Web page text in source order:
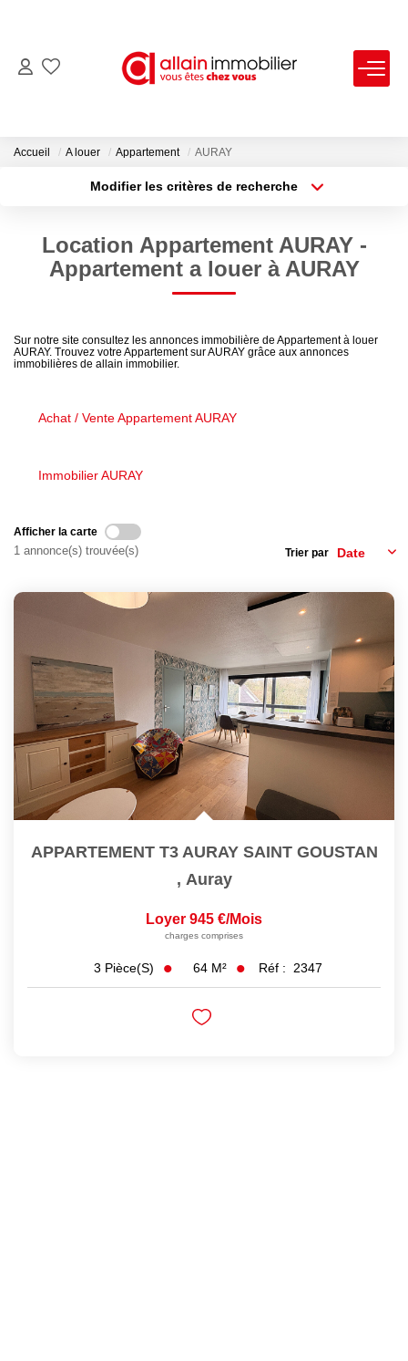
LOCATIONS
SYNDIC
Nous Contacter
Nous Rejoindre
LOCATIONS VACANCES
MON COMPTE
Accueil A louer Appartement AURAY
Modifier les critères de recherche
Sélectionnez...
Type de bien
Surface min
Créer une alerte
Location Appartement AURAY -
Appartement a louer à AURAY
Sur notre site consultez les annonces immobilière de Appartement à louer
AURAY. Trouvez votre Appartement sur AURAY grâce aux annonces
immobilières de allain immobilier.
Achat / Vente Appartement AURAY
Immobilier AURAY
Afficher la carte
1 annonce(s) trouvée(s) Trier par
APPARTEMENT T3 AURAY SAINT GOUSTAN
, Auray
Loyer 945 €/mois
charges comprises
3 Pièce(s) 64 M² Réf : 2347